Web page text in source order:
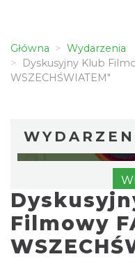
Główna
Wydarzenia
Dyskusyjny Klub
WSZECHŚWIATEM"
Filmowy